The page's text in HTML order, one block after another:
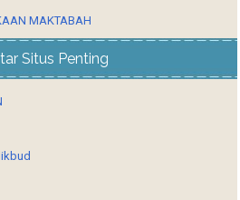
MAKTABAH
Situs Penting